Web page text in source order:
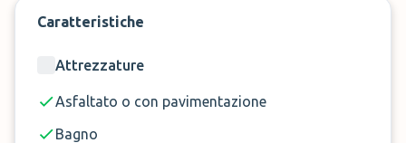
Prenota ora il tuo posto auto per veicoli di medie
di Firenze su ParkMundo!
Caratteristiche
Attrezzature
Asfaltato o con pavimentazione
Bagno